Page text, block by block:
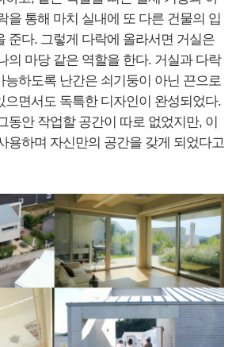
을 통해 마치 실내에 또 다른 건물의 입
준다. 그렇게 다락에 올라서면 거실은
의 마당 같은 역할을 한다. 거실과 다락
하도록 난간은 쇠기둥이 아닌 끈으로
으면서도 독특한 디자인이 완성되었다.
동안 작업할 공간이 따로 없었지만, 이
용하며 자신만의 공간을 갖게 되었다고